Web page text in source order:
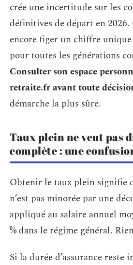
crée une incertitude sur les
définitives de départ en 2026.
encore figer un chiffre
pour toutes les générations
Consulter son espace
retraite.fr avant toute
démarche la plus sûre.
Taux plein ne veut pas
complète : une
Obtenir le taux plein signifie
n’est pas minorée par une
appliqué au salaire annuel
% dans le régime général.
Si la durée d’assurance reste